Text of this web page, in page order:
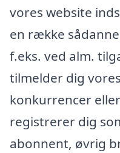
vores website
en række
f.eks. ved alm.
tilmelder dig
konkurrencer
registrerer dig
abonnent, øvrig